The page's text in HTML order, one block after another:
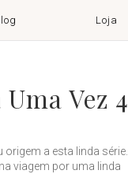
Loja
Vez 4
a esta linda série.
viagem por uma linda